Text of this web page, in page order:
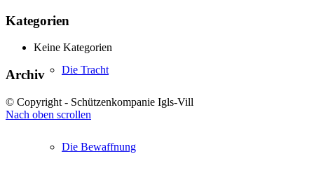
Die Tracht
Die Bewaffnung
Kategorien
Keine Kategorien
Archiv
© Copyright - Schützenkompanie Igls-Vill
Nach oben scrollen